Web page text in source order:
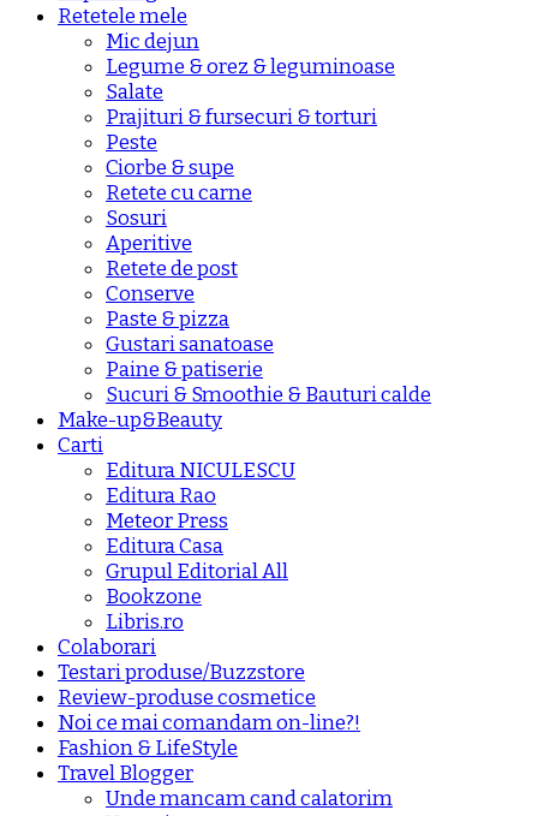
Retetele mele
Mic dejun
Legume & orez & leguminoase
Salate
Prajituri & fursecuri & torturi
Peste
Ciorbe & supe
Retete cu carne
Sosuri
Aperitive
Retete de post
Conserve
Paste & pizza
Gustari sanatoase
Paine & patiserie
Sucuri & Smoothie & Bauturi calde
Make-up&Beauty
Carti
Editura NICULESCU
Editura Rao
Meteor Press
Editura Casa
Grupul Editorial All
Bookzone
Libris.ro
Colaborari
Testari produse/Buzzstore
Review-produse cosmetice
Noi ce mai comandam on-line?!
Fashion & LifeStyle
Travel Blogger
Unde mancam cand calatorim